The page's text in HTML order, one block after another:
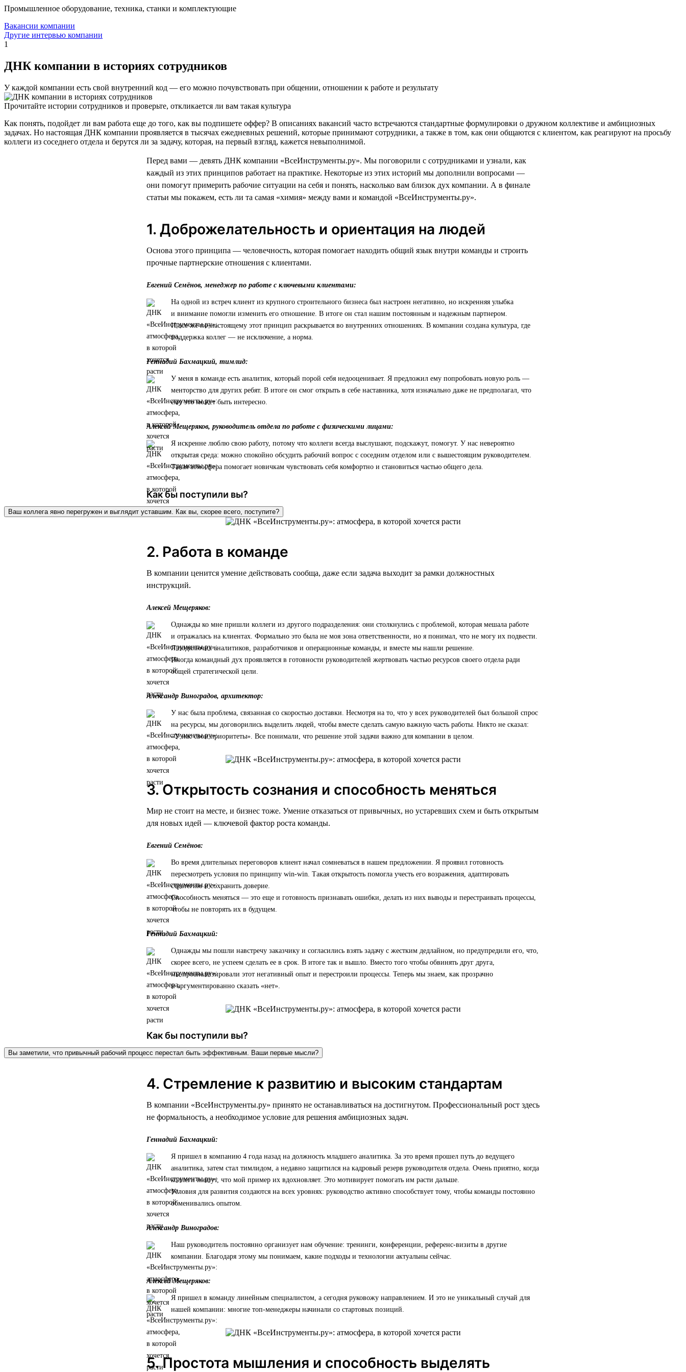
Промышленное оборудование, техника, станки и комплектующие
Вакансии компании
Другие интервью компании
1
ДНК компании в историях сотрудников
У каждой компании есть свой внутренний код — его можно почувствовать при общении, отношении к работе и результату
Прочитайте истории сотрудников и проверьте, откликается ли вам такая культура
Как понять, подойдет ли вам работа еще до того, как вы подпишете оффер? В описаниях вакансий часто встречаются стандартные формулировки о дружном коллективе и амбициозных
задачах. Но настоящая ДНК компании проявляется в тысячах ежедневных решений, которые принимают сотрудники, а также в том, как они общаются с клиентом, как реагируют на просьбу
коллеги из соседнего отдела и берутся ли за задачу, которая, на первый взгляд, кажется невыполнимой.
Перед вами — девять ДНК компании «ВсеИнструменты.ру». Мы поговорили с сотрудниками и узнали, как
каждый из этих принципов работает на практике. Некоторые из этих историй мы дополнили вопросами —
они помогут примерить рабочие ситуации на себя и понять, насколько вам близок дух компании. А в финале
статьи мы покажем, есть ли та самая «химия» между вами и командой «ВсеИнструменты.ру».
1. Доброжелательность и ориентация на людей
Основа этого принципа — человечность, которая помогает находить общий язык внутри команды и строить
прочные партнерские отношения с клиентами.
Евгений Семёнов, менеджер по работе с ключевыми клиентами:
На одной из встреч клиент из крупного строительного бизнеса был настроен негативно, но искренняя улыбка
и внимание помогли изменить его отношение. В итоге он стал нашим постоянным и надежным партнером.
И все же по-настоящему этот принцип раскрывается во внутренних отношениях. В компании создана культура, где
поддержка коллег — не исключение, а норма.
Геннадий Бахмацкий, тимлид:
У меня в команде есть аналитик, который порой себя недооценивает. Я предложил ему попробовать новую роль —
менторство для других ребят. В итоге он смог открыть в себе наставника, хотя изначально даже не предполагал, что
ему это может быть интересно.
Алексей Мещеряков, руководитель отдела по работе с физическими лицами:
Я искренне люблю свою работу, потому что коллеги всегда выслушают, подскажут, помогут. У нас невероятно
открытая среда: можно спокойно обсудить рабочий вопрос с соседним отделом или с вышестоящим руководителем.
Такая атмосфера помогает новичкам чувствовать себя комфортно и становиться частью общего дела.
Как бы поступили вы?
Ваш коллега явно перегружен и выглядит уставшим. Как вы, скорее всего, поступите?
2. Работа в команде
В компании ценится умение действовать сообща, даже если задача выходит за рамки должностных
инструкций.
Алексей Мещеряков:
Однажды ко мне пришли коллеги из другого подразделения: они столкнулись с проблемой, которая мешала работе
и отражалась на клиентах. Формально это была не моя зона ответственности, но я понимал, что не могу их подвести.
Я подключил аналитиков, разработчиков и операционные команды, и вместе мы нашли решение.
Иногда командный дух проявляется в готовности руководителей жертвовать частью ресурсов своего отдела ради
общей стратегической цели.
Александр Виноградов, архитектор:
У нас была проблема, связанная со скоростью доставки. Несмотря на то, что у всех руководителей был большой спрос
на ресурсы, мы договорились выделить людей, чтобы вместе сделать самую важную часть работы. Никто не сказал:
«У нас свои приоритеты». Все понимали, что решение этой задачи важно для компании в целом.
3. Открытость сознания и способность меняться
Мир не стоит на месте, и бизнес тоже. Умение отказаться от привычных, но устаревших схем и быть открытым
для новых идей — ключевой фактор роста команды.
Евгений Семёнов:
Во время длительных переговоров клиент начал сомневаться в нашем предложении. Я проявил готовность
пересмотреть условия по принципу win-win. Такая открытость помогла учесть его возражения, адаптировать
стратегию и сохранить доверие.
Способность меняться — это еще и готовность признавать ошибки, делать из них выводы и перестраивать процессы,
чтобы не повторять их в будущем.
Геннадий Бахмацкий:
Однажды мы пошли навстречу заказчику и согласились взять задачу с жестким дедлайном, но предупредили его, что,
скорее всего, не успеем сделать ее в срок. В итоге так и вышло. Вместо того чтобы обвинять друг друга,
мы проанализировали этот негативный опыт и перестроили процессы. Теперь мы знаем, как прозрачно
и аргументированно сказать «нет».
Как бы поступили вы?
Вы заметили, что привычный рабочий процесс перестал быть эффективным. Ваши первые мысли?
4. Стремление к развитию и высоким стандартам
В компании «ВсеИнструменты.ру» принято не останавливаться на достигнутом. Профессиональный рост здесь
не формальность, а необходимое условие для решения амбициозных задач.
Геннадий Бахмацкий:
Я пришел в компанию 4 года назад на должность младшего аналитика. За это время прошел путь до ведущего
аналитика, затем стал тимлидом, а недавно защитился на кадровый резерв руководителя отдела. Очень приятно, когда
коллеги пишут, что мой пример их вдохновляет. Это мотивирует помогать им расти дальше.
Условия для развития создаются на всех уровнях: руководство активно способствует тому, чтобы команды постоянно
обменивались опытом.
Александр Виноградов:
Наш руководитель постоянно организует нам обучение: тренинги, конференции, референс-визиты в другие
компании. Благодаря этому мы понимаем, какие подходы и технологии актуальны сейчас.
Алексей Мещеряков:
Я пришел в команду линейным специалистом, а сегодня руковожу направлением. И это не уникальный случай для
нашей компании: многие топ-менеджеры начинали со стартовых позиций.
5. Простота мышления и способность выделять